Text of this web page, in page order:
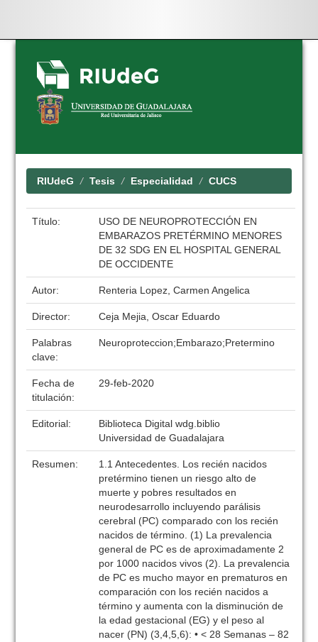
Skip
navigation
RIUdeG Tesis Especialidad CUCS
Título:
USO DE NEUROPROTECCIÓN EN
EMBARAZOS PRETÉRMINO MENORES
DE 32 SDG EN EL HOSPITAL GENERAL
DE OCCIDENTE
Autor: Renteria Lopez, Carmen Angelica
Director: Ceja Mejia, Oscar Eduardo
Palabras
clave:
Neuroproteccion;Embarazo;Pretermino
Fecha de
titulación:
29-feb-2020
Editorial:
Biblioteca Digital wdg.biblio
Universidad de Guadalajara
Resumen:
1.1 Antecedentes. Los recién nacidos
pretérmino tienen un riesgo alto de
muerte y pobres resultados en
neurodesarrollo incluyendo parálisis
cerebral (PC) comparado con los recién
nacidos de término. (1) La prevalencia
general de PC es de aproximadamente 2
por 1000 nacidos vivos (2). La prevalencia
de PC es mucho mayor en prematuros en
comparación con los recién nacidos a
término y aumenta con la disminución de
la edad gestacional (EG) y el peso al
nacer (PN) (3,4,5,6): • < 28 Semanas – 82